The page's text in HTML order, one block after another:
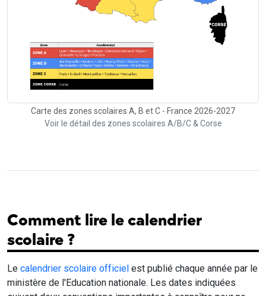
Carte des zones scolaires A, B et C - France 2026-2027
Voir le détail des zones scolaires A/B/C & Corse
Comment lire le calendrier
scolaire ?
Le calendrier scolaire officiel est publié chaque année par le
ministère de l'Education nationale. Les dates indiquées